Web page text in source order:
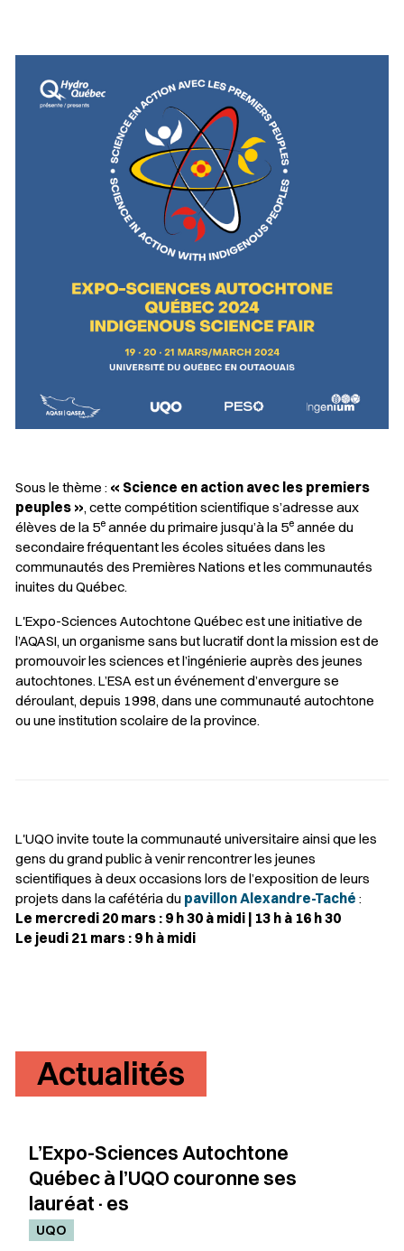
Sous le thème : « Science en action avec les premiers
peuples », cette compétition scientifique s’adresse aux
élèves de la 5e année du primaire jusqu’à la 5e année du
secondaire fréquentant les écoles situées dans les
communautés des Premières Nations et les communautés
inuites du Québec.
L'Expo-Sciences Autochtone Québec est une initiative de
l’AQASI, un organisme sans but lucratif dont la mission est de
promouvoir les sciences et l’ingénierie auprès des jeunes
autochtones. L’ESA est un événement d’envergure se
déroulant, depuis 1998, dans une communauté autochtone
ou une institution scolaire de la province.
L'UQO invite toute la communauté universitaire ainsi que les
gens du grand public à venir rencontrer les jeunes
scientifiques à deux occasions lors de l’exposition de leurs
projets dans la cafétéria du pavillon Alexandre-Taché :
Le mercredi 20 mars : 9 h 30 à midi | 13 h à 16 h 30
Le jeudi 21 mars : 9 h à midi
Actualités
L’Expo-Sciences Autochtone
Québec à l’UQO couronne ses
lauréat·es
UQO